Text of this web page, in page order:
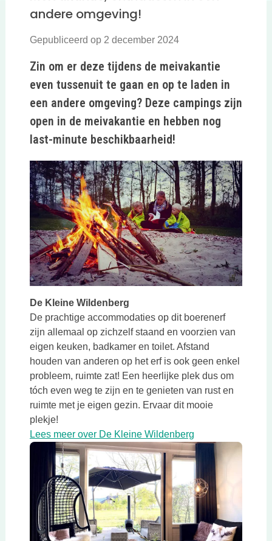
andere omgeving!
Gepubliceerd op 2 december 2024
Zin om er deze tijdens de meivakantie
even tussenuit te gaan en op te laden in
een andere omgeving? Deze campings zijn
open in de meivakantie en hebben nog
last-minute beschikbaarheid!
De Kleine Wildenberg
De prachtige accommodaties op dit boerenerf
zijn allemaal op zichzelf staand en voorzien van
eigen keuken, badkamer en toilet. Afstand
houden van anderen op het erf is ook geen enkel
probleem, ruimte zat! Een heerlijke plek dus om
tóch even weg te zijn en te genieten van rust en
ruimte met je eigen gezin. Ervaar dit mooie
plekje!
Lees meer over De Kleine WildenbergDeze link opent